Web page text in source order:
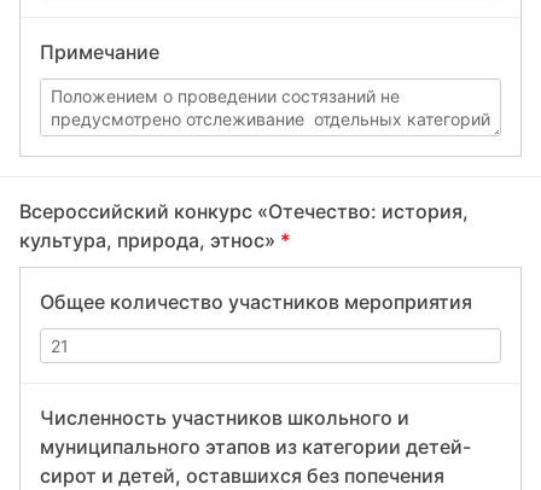
Примечание
Всероссийский конкурс «Отечество: история,
культура, природа, этнос» *
Общее количество участников мероприятия
Численность участников школьного и
муниципального этапов из категории детей-
сирот и детей, оставшихся без попечения